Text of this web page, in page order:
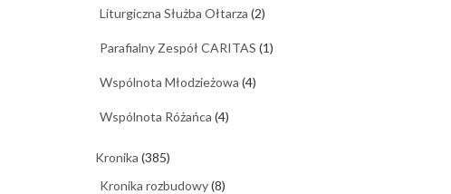
Liturgiczna Służba Ołtarza (2)
Parafialny Zespół CARITAS (1)
Wspólnota Młodzieżowa (4)
Wspólnota Różańca (4)
Kronika (385)
Kronika rozbudowy(8)